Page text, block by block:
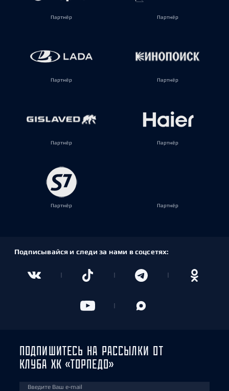
Партнёр Партнёр
Партнёр Партнёр
Партнёр Партнёр
Партнёр Партнёр
Подписывайся и следи за нами в соцсетях:
ПОДПИШИТЕСЬ НА РАССЫЛКИ ОТ
КЛУБА ХК «ТОРПЕДО»
Введите Ваш e-mail